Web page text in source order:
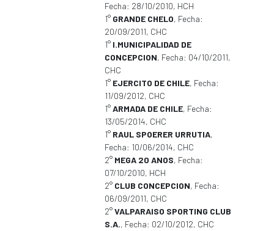
Fecha: 28/10/2010, HCH
1° GRANDE CHELO, Fecha:
20/09/2011, CHC
1° I.MUNICIPALIDAD DE
CONCEPCION, Fecha: 04/10/2011,
CHC
1° EJERCITO DE CHILE, Fecha:
11/09/2012, CHC
1°ARMADA DE CHILE, Fecha:
13/05/2014, CHC
1° RAUL SPOERER URRUTIA,
Fecha: 10/06/2014, CHC
2° MEGA 20 ANOS, Fecha:
07/10/2010, HCH
2° CLUB CONCEPCION, Fecha:
06/09/2011, CHC
2°VALPARAISO SPORTING CLUB
S.A., Fecha: 02/10/2012, CHC